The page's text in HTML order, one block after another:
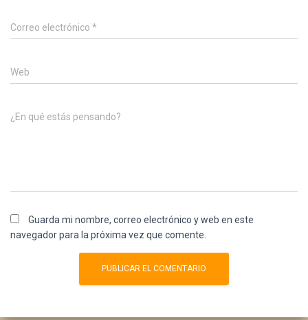
Correo electrónico *
Web
¿En qué estás pensando?
Guarda mi nombre, correo electrónico y web en este
navegador para la próxima vez que comente.